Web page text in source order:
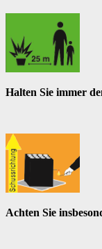
Halten Sie immer
Achten Sie